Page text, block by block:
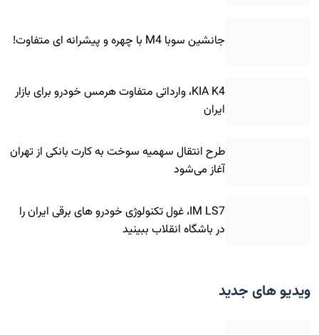
جانشین سوبا M4 با چهره و پیشرانه ای متفاوت!
KIA K4، وارداتی متفاوت هرمس خودرو برای بازار
ایران
طرح انتقال سهمیه سوخت به کارت بانکی از تهران
آغاز می‌شود
IM LS7، غول تکنولوژی خودرو های برقی ایران را
در باشگاه انقلاب ببینید
ویدیو های جدید